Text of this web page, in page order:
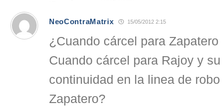
NeoContraMatrix 15/05/2012 2:15
¿Cuando cárcel para
Cuando cárcel para Rajoy y
continuidad en la linea de
Zapatero?